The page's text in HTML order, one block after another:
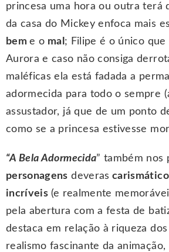
princesa uma hora ou outra terá
da casa do Mickey enfoca mais
beme o mal ; Filipe é o único
Aurora e caso não consiga
maléficas ela está fadada a
adormecida para todo o sempre
assustador, já que de um ponto
como se a princesa estivesse
“A Bela Adormecida” também nos
personagens deveras
incríveis (e realmente
pela abertura com a festa de
destaca em relação à riqueza
realismo fascinante da animação,